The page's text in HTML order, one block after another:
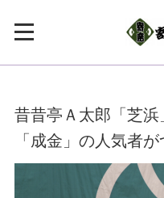
昔昔亭Ａ太郎「芝
「成金」の人気者